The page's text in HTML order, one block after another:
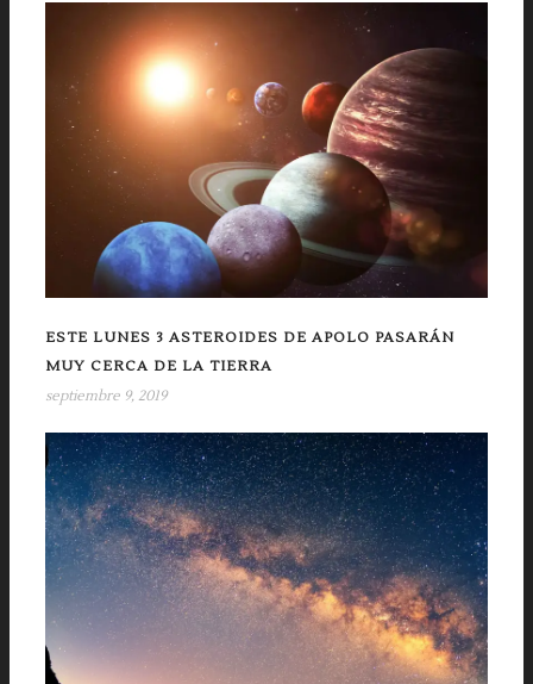
ESTE LUNES 3 ASTEROIDES DE APOLO PASARÁN
MUY CERCA DE LA TIERRA
septiembre 9, 2019